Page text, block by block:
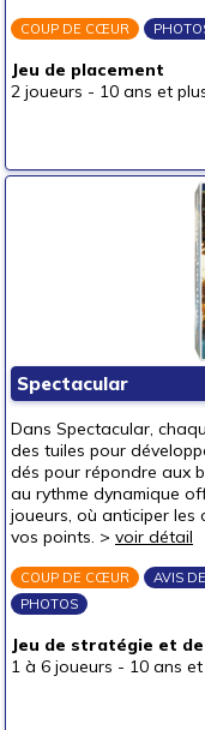
COUP DE CŒUR
Jeu de placement
2 joueurs - 10 ans et
Spectacular
Dans Spectacular,
des tuiles pour
dés pour répondre aux
au rythme dynamique
joueurs, où anticiper les
vos points. > voir détail
COUP DE CŒUR AVIS
PHOTOS
Jeu de stratégie et
1 à 6 joueurs - 10 ans